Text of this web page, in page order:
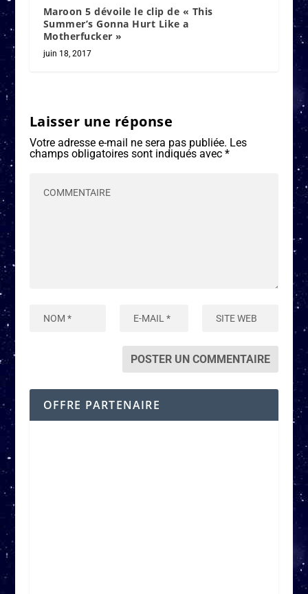
Maroon 5 dévoile le clip de « This
Summer’s Gonna Hurt Like a
Motherfucker »
juin 18, 2017
Laisser une réponse
Votre adresse e-mail ne sera pas publiée. Les
champs obligatoires sont indiqués avec *
OFFRE PARTENAIRE